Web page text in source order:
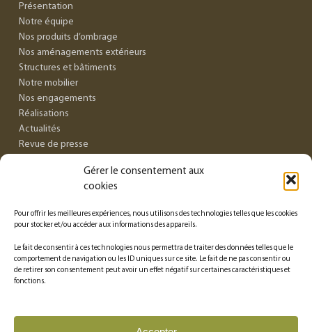
Gérer le consentement aux
cookies
Pour offrir les meilleures expériences, nous utilisons des technologies telles que les cookies
pour stocker et/ou accéder aux informations des appareils.
Le fait de consentir à ces technologies nous permettra de traiter des données telles que le
comportement de navigation ou les ID uniques sur ce site. Le fait de ne pas consentir ou
de retirer son consentement peut avoir un effet négatif sur certaines caractéristiques et
fonctions.
Présentation
Notre équipe
Nos produits d’ombrage
Nos aménagements extérieurs
Structures et bâtiments
Notre mobilier
Nos engagements
Réalisations
Actualités
Revue de presse
INFORMATIONS
Conditions générales de vente
Mentions légales